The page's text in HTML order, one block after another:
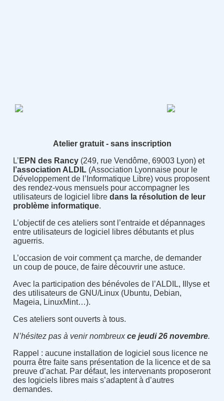
Atelier gratuit - sans inscription
L’ EPN des Rancy(249, rue Vendôme, 69003 Lyon) et
l’association ALDIL(Association Lyonnaise pour le
Développement de l’Informatique Libre) vous proposent
des rendez-vous mensuels pour accompagner les
utilisateurs de logiciel libre dans la résolution de leur
problème informatique.
L’objectif de ces ateliers sont l’entraide et dépannages
entre utilisateurs de logiciel libres débutants et plus
aguerris.
L’occasion de voir comment ça marche, de demander
un coup de pouce, de faire découvrir une astuce.
Avec la participation des bénévoles de l’ALDIL, Illyse et
des utilisateurs de GNU/Linux (Ubuntu, Debian,
Mageia, LinuxMint…).
Ces ateliers sont ouverts à tous.
N’hésitez pas à venir nombreuxce jeudi 26 novembre.
Rappel : aucune installation de logiciel sous licence ne
pourra être faite sans présentation de la licence et de sa
preuve d’achat. Par défaut, les intervenants proposeront
des logiciels libres mais s’adaptent à d’autres
demandes.